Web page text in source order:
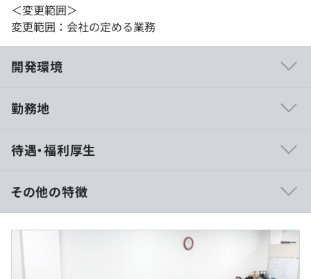
＜変更範囲＞
変更範囲：会社の定める業務
開発環境
に技術力が高いPMが複数在籍しております。
成車メーカの案件です。多重請負ではないので、やりがい
をもって働けます。
・大手自動車部品メーカーからの依頼による新規事業技術
勤務地
待遇・福利厚生
■賃金形態：
月給制
能力に応じて決定
その他の特徴